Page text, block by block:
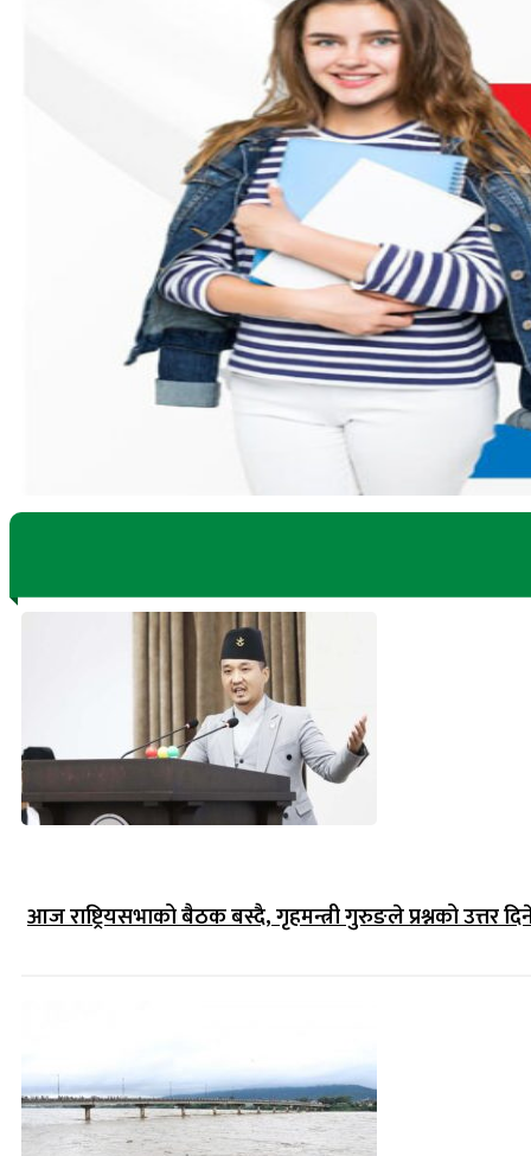
आज राष्ट्रियसभाको बैठक बस्दै, गृहमन्त्री गुरुङले प्रश्नको उत्तर